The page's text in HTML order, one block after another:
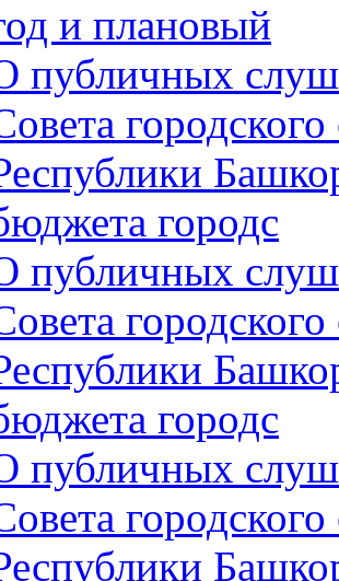
и плановый
публичных
городс
публичных
городс
публичных